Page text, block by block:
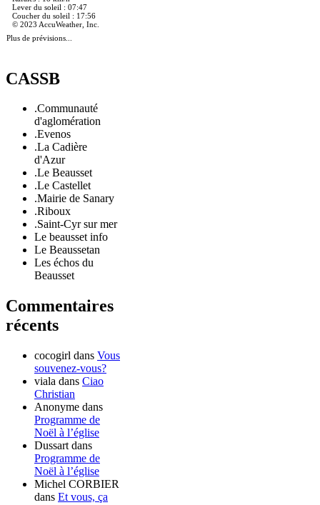
Lever du soleil : 07:47
Coucher du soleil : 17:56
© 2023 AccuWeather, Inc.
Plus de prévisions...
CASSB
.Communauté
d'aglomération
.Evenos
.La Cadière
d'Azur
.Le Beausset
.Le Castellet
.Mairie de Sanary
.Riboux
.Saint-Cyr sur mer
Le beausset info
Le Beaussetan
Les échos du
Beausset
Commentaires
récents
cocogirl dans Vous
souvenez-vous?
viala dans Ciao
Christian
Anonyme dans
Programme de
Noël à l’église
Dussart dans
Programme de
Noël à l’église
Michel CORBIER
dans Et vous, ça